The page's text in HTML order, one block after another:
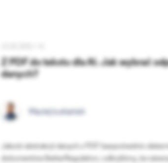
Z PDF do tekstu dla AI. Jak wybrać
danych?
Maciej Łukiański
Jakość ekstrakcji danych z PDF bezpośrednio
dokumentów BetterRegulation, odkryliśmy, że